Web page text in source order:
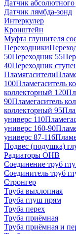
Датчик абсолютного
Датчик лямбда-зонд
Интеркулер
Кронштейн
Муфта глушителя
Переходники
50Переходник 55
40Переходник
Пламягасители
100Пламегаситель
коллекторный 120
90Пламегаситель
коллекторный 95
универс 110
универс 160-90
универс 87-116
Подвес (подушка)
Радиаторы ОНВ
Соединение труб
Соединитель труб
Стронгер
Труба выхлопная
Труба глуш прям
Труба перех
Труба приёмная
Труба приёмная и